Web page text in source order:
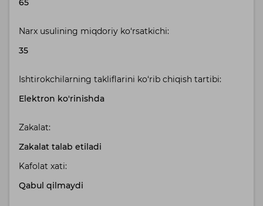
65
Narx usulining miqdoriy ko‘rsatkichi:
35
Ishtirokchilarning takliflarini ko‘rib chiqish tartibi:
Elektron ko'rinishda
Zakalat:
Zakalat talab etiladi
Kafolat xati:
Qabul qilmaydi